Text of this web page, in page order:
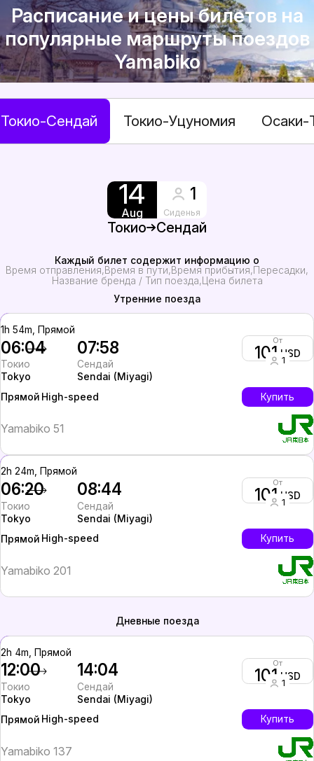
Расписание и цены билетов на
популярные маршруты поездов
Yamabiko
Токио-Сендай Токио-Уцуномия Осаки-
14
Aug
1
Сиденья
Токио Сендай
Каждый билет содержит информацию о
Время отправления Время в пути Время прибытия Пересадки
Название бренда / Тип поезда
Цена билета
Утренние поезда
1h 54m, Прямой
06:04
Токио
Tokyo
07:58
Сендай
Sendai (Miyagi)
От
101 USD
1
Прямой High-speed Купить
Yamabiko 51
2h 24m, Прямой
06:20
Токио
Tokyo
08:44
Сендай
Sendai (Miyagi)
От
101 USD
1
Прямой High-speed Купить
Yamabiko 201
Дневные поезда
2h 4m, Прямой
12:00
Токио
Tokyo
14:04
Сендай
Sendai (Miyagi)
От
101 USD
1
Прямой High-speed Купить
Yamabiko 137